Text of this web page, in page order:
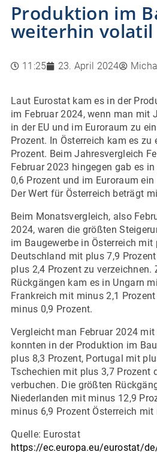
Produktion im
weiterhin volatil
11:25 23. April 2024
Laut Eurostat kam es in der
im Februar 2024, wenn man mit
in der EU und im Euroraum zu
Prozent. In Österreich kam es zu
Prozent. Beim Jahresvergleich
Februar 2023 hingegen gab es
0,6 Prozent und im Euroraum
Der Wert für Österreich beträgt
Beim Monatsvergleich, also
2024, waren die größten
im Baugewerbe in Österreich mit
Deutschland mit plus 7,9
plus 2,4 Prozent zu verzeichnen.
Rückgängen kam es in Ungarn
Frankreich mit minus 2,1
minus 0,9 Prozent.
Vergleicht man Februar 2024
konnten in der Produktion im
plus 8,3 Prozent, Portugal mit
Tschechien mit plus 3,7 Prozent
verbuchen. Die größten
Niederlanden mit minus 12,9
minus 6,9 Prozent Österreich
Quelle: Eurostat
https://ec.europa.eu/eurostat/